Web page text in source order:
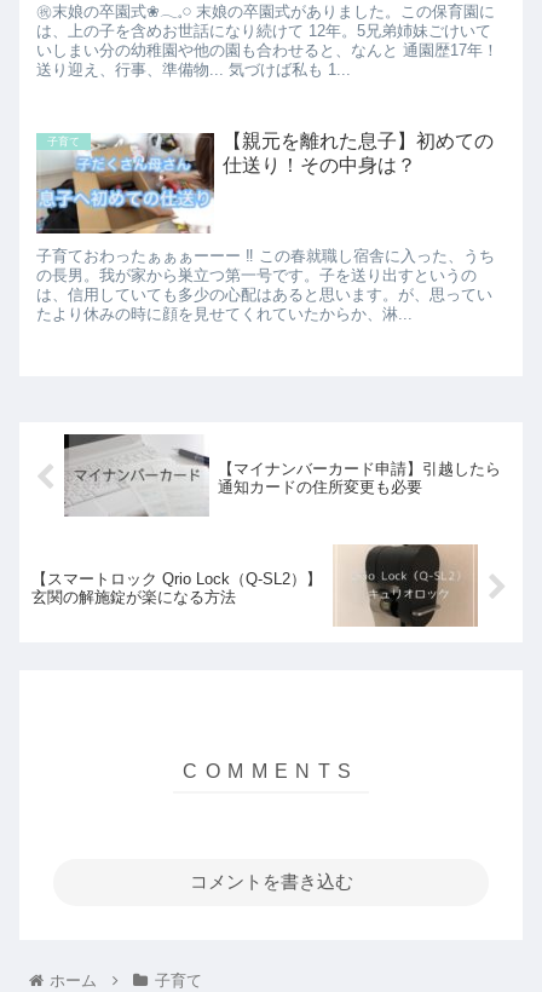
㊗末娘の卒園式❀𓂃𓈒𓏸 末娘の卒園式がありました。この保育園に
は、上の子を含めお世話になり続けて 12年。5兄弟姉妹ごけいて
いしまい分の幼稚園や他の園も合わせると、なんと 通園歴17年！
送り迎え、行事、準備物... 気づけば私も 1...
子育て
【親元を離れた息子】初めての
仕送り！その中身は？
子育ておわったぁぁぁーーー ‼ この春就職し宿舎に入った、うち
の長男。我が家から巣立つ第一号です。子を送り出すというの
は、信用していても多少の心配はあると思います。が、思ってい
たより休みの時に顔を見せてくれていたからか、淋...
【マイナンバーカード申請】引越したら
通知カードの住所変更も必要
【スマートロック Qrio Lock（Q-SL2）】
玄関の解施錠が楽になる方法
コメントを書き込む
ホーム 子育て